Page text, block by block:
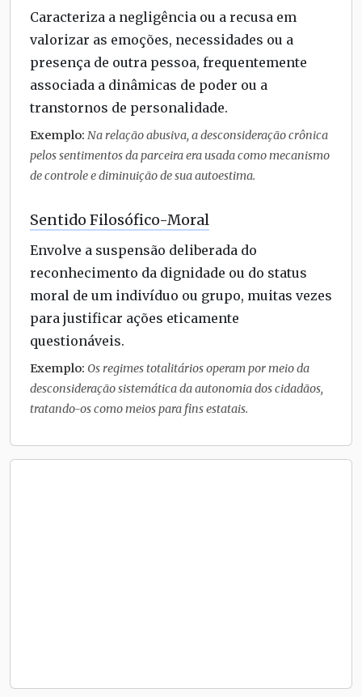
Caracteriza a negligência ou a recusa em
valorizar as emoções, necessidades ou a
presença de outra pessoa, frequentemente
associada a dinâmicas de poder ou a
transtornos de personalidade.
Exemplo: Na relação abusiva, a desconsideração crônica
pelos sentimentos da parceira era usada como mecanismo
de controle e diminuição de sua autoestima.
Sentido Filosófico-Moral
Envolve a suspensão deliberada do
reconhecimento da dignidade ou do status
moral de um indivíduo ou grupo, muitas vezes
para justificar ações eticamente
questionáveis.
Exemplo: Os regimes totalitários operam por meio da
desconsideração sistemática da autonomia dos cidadãos,
tratando-os como meios para fins estatais.